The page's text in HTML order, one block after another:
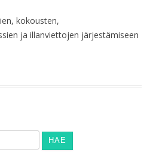
kokousten,
ja illanviettojen järjestämiseen